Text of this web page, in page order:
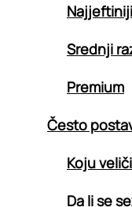
Najjeftiniji
Srednji
Premium
Često
Koju
Da li se